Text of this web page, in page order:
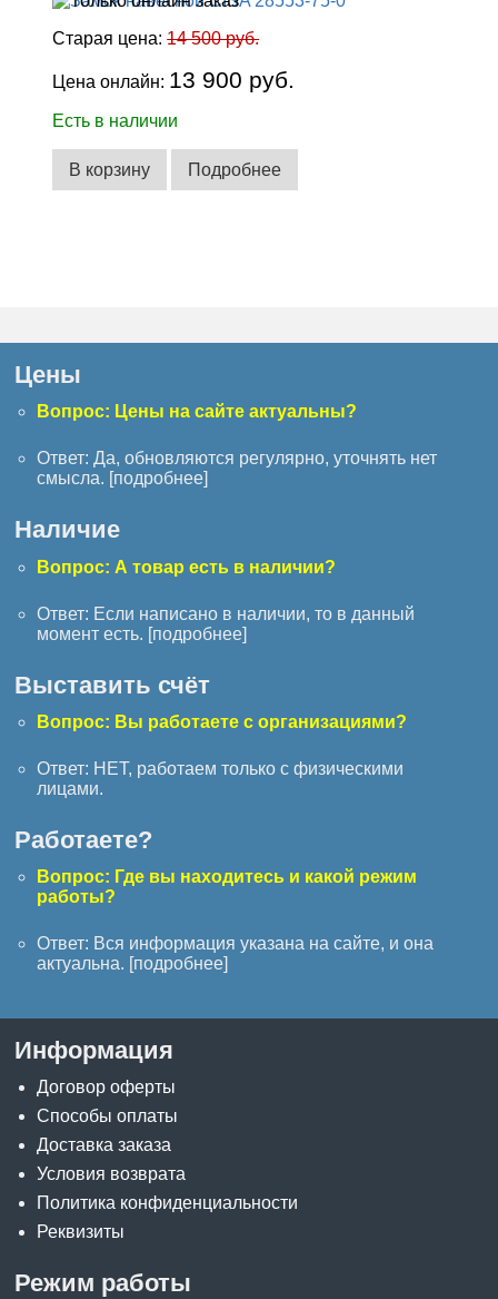
Старая цена:14 500 руб.
Цена онлайн: 13 900 руб.
Есть в наличии
В корзину Подробнее
Цены
Вопрос: Цены на сайте актуальны?
Ответ: Да, обновляются регулярно, уточнять нет
смысла. [ подробнее
Наличие
Вопрос: А товар есть в наличии?
Ответ: Если написано в наличии, то в данный
момент есть. [подробнее]
Выставить счёт
Вопрос: Вы работаете с организациями?
Ответ: НЕТ, работаем только с физическими
лицами.
Работаете?
Вопрос: Где вы находитесь и какой режим
работы?
Ответ: Вся информация указана на сайте, и она
актуальна. [подробнее]
Информация
Договор оферты
Способы оплаты
Доставка заказа
Условия возврата
Политика конфиденциальности
Реквизиты
Режим работы